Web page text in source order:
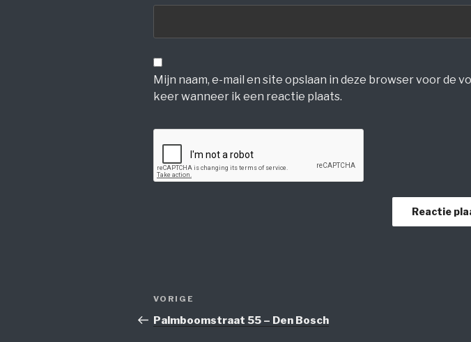
Mijn naam, e-mail en site opslaan in deze browser voor de
keer wanneer ik een reactie plaats.
Bericht
navigatie
Vorig
bericht
VORIGE
Palmboomstraat 55 – Den Bosch